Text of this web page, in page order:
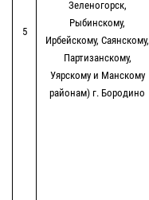
5
Зеленогорск,
Рыбинскому,
Ирбейскому, Саянскому,
Партизанскому,
Уярскому и Манскому
районам) г. Бородино